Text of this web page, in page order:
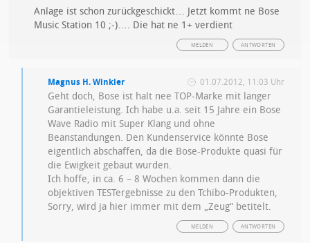
Anlage ist schon zurückgeschickt… Jetzt kommt ne Bose
Music Station 10 ;-)…. Die hat ne 1+ verdient
ANTWORTEN
MELDEN
Magnus H. Winkler 01.07.2012, 11:03 Uhr
Geht doch, Bose ist halt nee TOP-Marke mit langer
Garantieleistung. Ich habe u.a. seit 15 Jahre ein Bose
Wave Radio mit Super Klang und ohne
Beanstandungen. Den Kundenservice könnte Bose
eigentlich abschaffen, da die Bose-Produkte quasi für
die Ewigkeit gebaut wurden.
Ich hoffe, in ca. 6 – 8 Wochen kommen dann die
objektiven TESTergebnisse zu den Tchibo-Produkten,
Sorry, wird ja hier immer mit dem „Zeug“ betitelt.
ANTWORTEN
MELDEN